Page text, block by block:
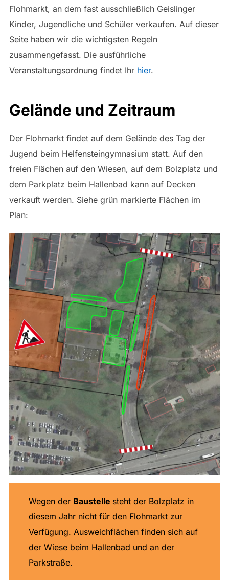
Flohmarkt, an dem fast ausschließlich Geislinger
Kinder, Jugendliche und Schüler verkaufen. Auf dieser
Seite haben wir die wichtigsten Regeln
zusammengefasst. Die ausführliche
Veranstaltungsordnung findet Ihr hier.
Gelände und Zeitraum
Der Flohmarkt findet auf dem Gelände des Tag der
Jugend beim Helfensteingymnasium statt. Auf den
freien Flächen auf den Wiesen, auf dem Bolzplatz und
dem Parkplatz beim Hallenbad kann auf Decken
verkauft werden. Siehe grün markierte Flächen im
Plan:
Wegen der Baustelle steht der Bolzplatz in
diesem Jahr nicht für den Flohmarkt zur
Verfügung. Ausweichflächen finden sich auf
der Wiese beim Hallenbad und an der
Parkstraße.